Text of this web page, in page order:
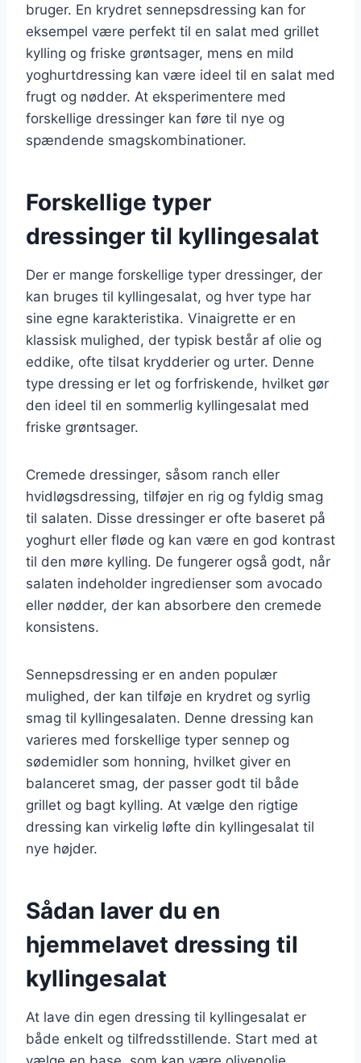
bruger. En krydret sennepsdressing kan for
eksempel være perfekt til en salat med grillet
kylling og friske grøntsager, mens en mild
yoghurtdressing kan være ideel til en salat med
frugt og nødder. At eksperimentere med
forskellige dressinger kan føre til nye og
spændende smagskombinationer.
Forskellige typer
dressinger til kyllingesalat
Der er mange forskellige typer dressinger, der
kan bruges til kyllingesalat, og hver type har
sine egne karakteristika. Vinaigrette er en
klassisk mulighed, der typisk består af olie og
eddike, ofte tilsat krydderier og urter. Denne
type dressing er let og forfriskende, hvilket gør
den ideel til en sommerlig kyllingesalat med
friske grøntsager.
Cremede dressinger, såsom ranch eller
hvidløgsdressing, tilføjer en rig og fyldig smag
til salaten. Disse dressinger er ofte baseret på
yoghurt eller fløde og kan være en god kontrast
til den møre kylling. De fungerer også godt, når
salaten indeholder ingredienser som avocado
eller nødder, der kan absorbere den cremede
konsistens.
Sennepsdressing er en anden populær
mulighed, der kan tilføje en krydret og syrlig
smag til kyllingesalaten. Denne dressing kan
varieres med forskellige typer sennep og
sødemidler som honning, hvilket giver en
balanceret smag, der passer godt til både
grillet og bagt kylling. At vælge den rigtige
dressing kan virkelig løfte din kyllingesalat til
nye højder.
Sådan laver du en
hjemmelavet dressing til
kyllingesalat
At lave din egen dressing til kyllingesalat er
både enkelt og tilfredsstillende. Start med at